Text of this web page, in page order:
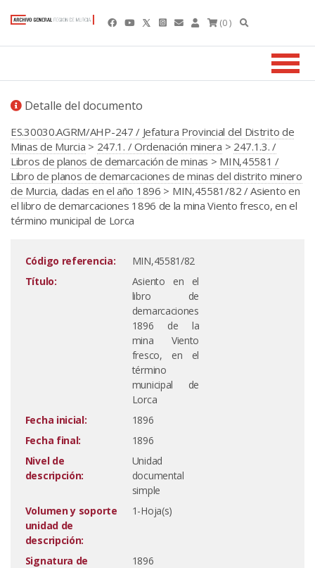
(0 )
Detalle del documento
ES.30030.AGRM/AHP-247 / Jefatura Provincial del Distrito de
Minas de Murcia > 247.1. / Ordenación minera > 247.1.3. /
Libros de planos de demarcación de minas > MIN,45581 /
Libro de planos de demarcaciones de minas del distrito minero
de Murcia, dadas en el año 1896 > MIN,45581/82 / Asiento en
el libro de demarcaciones 1896 de la mina Viento fresco, en el
término municipal de Lorca
Código referencia:
MIN,45581/82
Título:
Asiento en el
libro de
demarcaciones
1896 de la
mina Viento
fresco, en el
término
municipal de
Lorca
Fecha inicial:
1896
Fecha final:
1896
Nivel de
descripción:
Unidad
documental
simple
Volumen y soporte
unidad de
descripción:
1-Hoja(s)
Signatura de
1896